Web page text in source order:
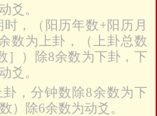
爻。
，（阳历年数+阳历月
数为上卦，（上卦总数
］）除8余数为下卦，下
爻。
，分钟数除8余数为下
）除6余数为动爻。